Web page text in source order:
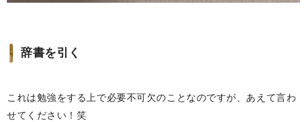
辞書を引く
これは勉強をする上で必要不可欠のことなのですが、あえて言わ
せてください！笑